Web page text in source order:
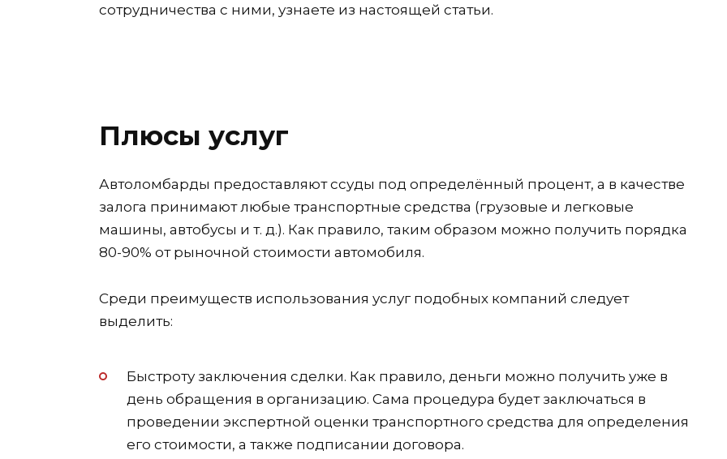
сотрудничества с ними, узнаете из настоящей статьи.
Плюсы услуг
Автоломбарды предоставляют ссуды под определённый процент, а в качестве
залога принимают любые транспортные средства (грузовые и легковые
машины, автобусы и т. д.). Как правило, таким образом можно получить порядка
80-90% от рыночной стоимости автомобиля.
Среди преимуществ использования услуг подобных компаний следует
выделить:
Быстроту заключения сделки. Как правило, деньги можно получить уже в
день обращения в организацию. Сама процедура будет заключаться в
проведении экспертной оценки транспортного средства для определения
его стоимости, а также подписании договора.